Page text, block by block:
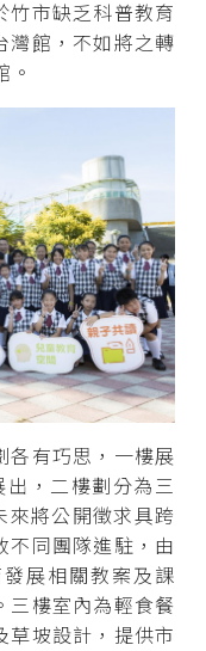
竹市缺乏科普教育
灣館，不如將之轉
。
有巧思，一樓展
，二樓劃分為三
來將公開徵求具跨
不同團隊進駐，由
展相關教案及課
三樓室內為輕食餐
草坡設計，提供市